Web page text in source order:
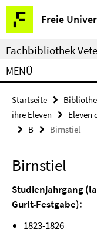
Springe
direkt
zu
Inhalt
Freie
Service-
Navigation
Fachbibliothek
MENÜ
Startseite
ihre Eleven
Eleven
B
Birnstiel
Birnstiel
Studienjahrgang
Gurlt-Festgabe):
1823-1826